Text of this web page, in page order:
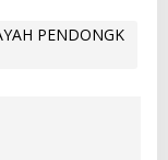
PENDONGK